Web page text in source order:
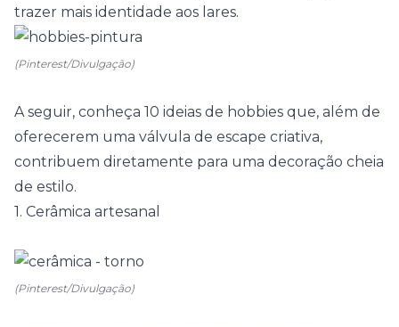
trazer mais identidade aos lares.
(Pinterest/Divulgação)
A seguir, conheça 10 ideias de hobbies que, além de
oferecerem uma válvula de escape criativa,
contribuem diretamente para uma decoração cheia
de estilo.
1. Cerâmica artesanal
(Pinterest/Divulgação)